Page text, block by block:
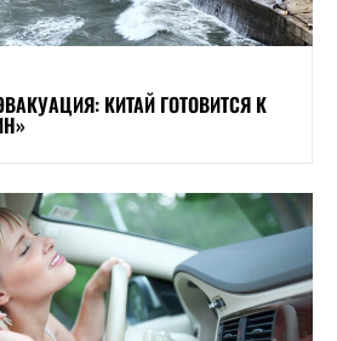
КИТАЙ ГОТОВИТСЯ К